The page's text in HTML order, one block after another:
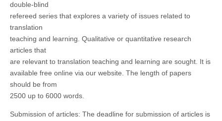
in
and
2014)
double-blind
refereed series that explores a variety of issues related to
translation
teaching and learning. Qualitative or quantitative research
articles that
are relevant to translation teaching and learning are sought. It is
available free online via our website. The length of papers
should be from
2500 up to 6000 words.
Submission of articles: The deadline for submission of articles is